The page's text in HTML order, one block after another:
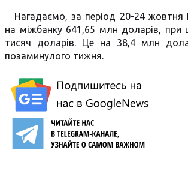
Нагадаємо, за період 20-24 жовтня
на міжбанку 641,65 млн доларів, при
тисяч доларів. Це на 38,4 млн
позаминулого тижня.